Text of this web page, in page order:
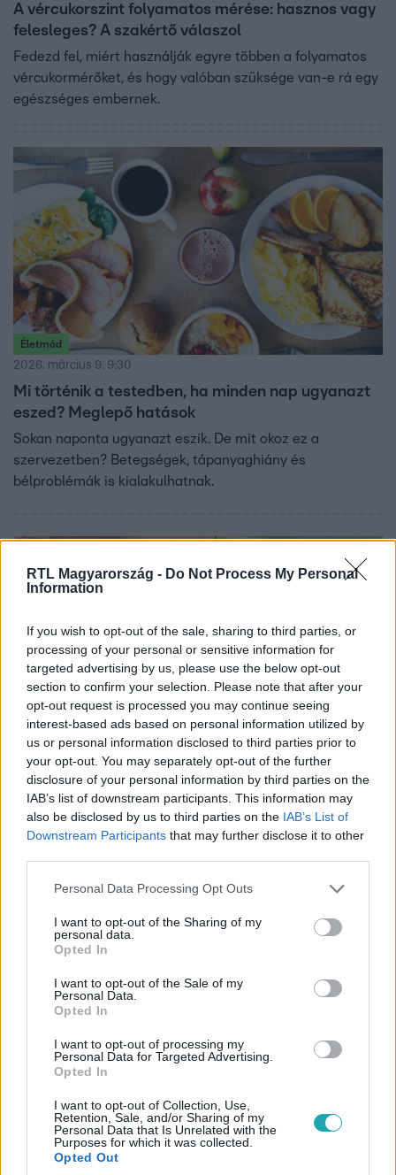
RTL Magyarország - Do Not Process My Personal
Information
If you wish to opt-out of the sale, sharing to third parties, or
processing of your personal or sensitive information for
targeted advertising by us, please use the below opt-out
section to confirm your selection. Please note that after your
opt-out request is processed you may continue seeing
interest-based ads based on personal information utilized by
us or personal information disclosed to third parties prior to
your opt-out. You may separately opt-out of the further
disclosure of your personal information by third parties on the
IAB’s list of downstream participants. This information may
also be disclosed by us to third parties on the IAB’s List of
Downstream Participants that may further disclose it to other
Please note that this website/app uses one or more Google
not limited to your visit or usage behaviour. You may click to
grant or deny consent to Google and its third-party tags to
use your data for below specified purposes in below Google
consent section.
Personal Data Processing Opt Outs
I want to opt-out of the Sharing of my
personal data.
Opted In
I want to opt-out of the Sale of my
Personal Data.
Opted In
I want to opt-out of processing my
Personal Data for Targeted Advertising.
Opted In
I want to opt-out of Collection, Use,
Retention, Sale, and/or Sharing of my
Personal Data that Is Unrelated with the
Purposes for which it was collected.
Opted Out
A vércukorszint folyamatos mérése: hasznos vagy
felesleges? A szakértő válaszol
Fedezd fel, miért használják egyre többen a folyamatos
vércukormérőket, és hogy valóban szüksége van-e rá egy
egészséges embernek.
Életmód
2026. március 9. 9:30
Mi történik a testedben, ha minden nap ugyanazt
eszed? Meglepő hatások
Sokan naponta ugyanazt eszik. De mit okoz ez a
szervezetben? Betegségek, tápanyaghiány és
bélproblémák is kialakulhatnak.
2026. március 8. 5:00
„Hét év után vége a szenvedésnek” – helyrehozták
Orosz Bernadett orrát, amelyet brutálisan
széttört a volt párja
hatgyermekes anya végre fellélegezhet.
Életmód
2026. március 3. 13:50